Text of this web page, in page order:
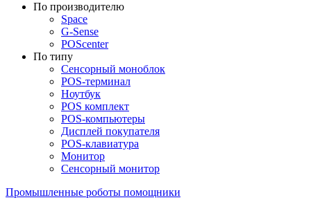
По производителю
Space
G-Sense
POScenter
По типу
Сенсорный моноблок
POS-терминал
Ноутбук
POS комплект
POS-компьютеры
Дисплей покупателя
POS-клавиатура
Монитор
Сенсорный монитор
Промышленные роботы помощники